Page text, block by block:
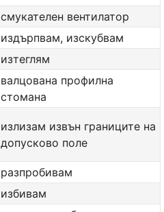
смукателен вентилатор
издърпвам, изскубвам
изтеглям
валцована профилна
стомана
излизам извън границите на
допусково поле
разпробивам
избивам